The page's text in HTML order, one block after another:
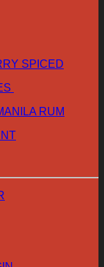
SPICED
RUM